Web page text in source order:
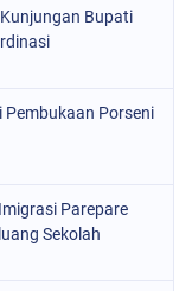
Bupati
Pembukaan Porseni
Parepare
Sekolah